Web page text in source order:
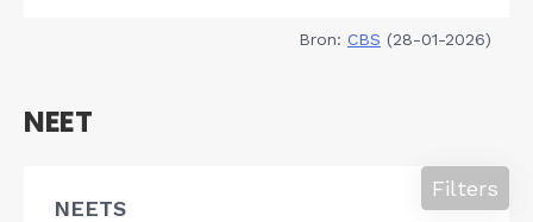
Bron: CBS (28-01-2026)
NEET
NEETS
Filters